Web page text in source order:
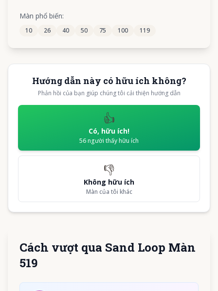
530
535 536 537 538
Màn phổ biến:
10 26 40 50 75 100 119
Hướng dẫn này có hữu ích không?
Phản hồi của bạn giúp chúng tôi cải thiện hướng dẫn
👍
Có, hữu ích!
56người thấy hữu ích
👎
Không hữu ích
Màn của tôi khác
Cách vượt qua Sand Loop Màn
519